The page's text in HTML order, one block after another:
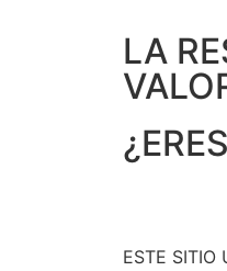
LA
ESTE SITIO